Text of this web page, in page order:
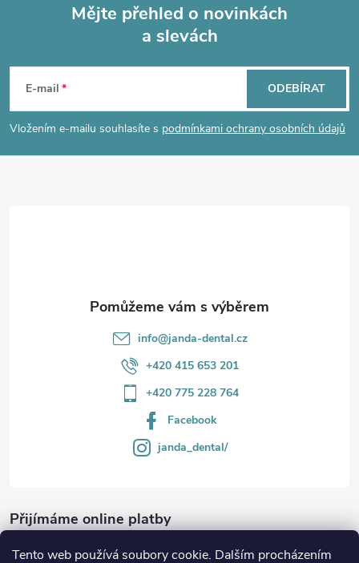
Tento web používá soubory cookie. Dalším procházením
p
a
Mějte přehled o novinkách
a slevách
E-mail
Vložením e-mailu souhlasíte s podmínkami ochrany osobních údajů
ODEBÍRAT
info@janda-dental.cz
+420 415 653 201
+420 775 228 764
Facebook
janda_dental/
Přijímáme online platby